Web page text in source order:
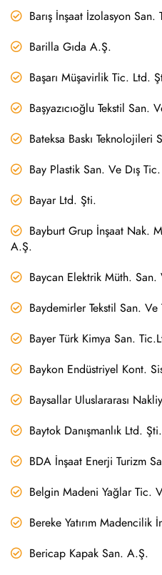
Barış İnşaat İzolasyon
Barilla Gıda A.Ş.
Başarı Müşavirlik Tic. Ltd.
Başyazıcıoğlu Tekstil San.
Bateksa Baskı Teknolojileri
Bay Plastik San. Ve Dış
Bayar Ltd. Şti.
Bayburt Grup İnşaat Nak.
A.Ş.
Baycan Elektrik Müth.
Baydemirler Tekstil San.
Bayer Türk Kimya San.
Baykon Endüstriyel Kont.
Baysallar Uluslararası
Baytok Danışmanlık Ltd. Şti.
BDA İnşaat Enerji Turizm
Belgin Madeni Yağlar Tic.
Bereke Yatırım Madencilik
Bericap Kapak San. A.Ş.